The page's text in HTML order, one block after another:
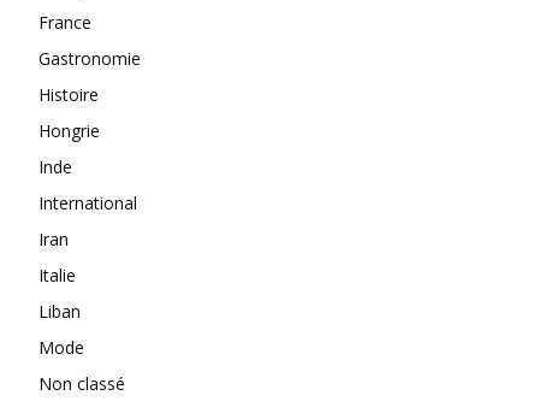
France
Gastronomie
Histoire
Hongrie
Inde
International
Iran
Italie
Liban
Mode
Non classé